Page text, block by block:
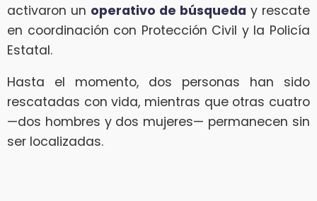
activaron un operativo de búsqueda y rescate
en coordinación con Protección Civil y la Policía
Estatal.
Hasta el momento, dos personas han sido
rescatadas con vida, mientras que otras cuatro
—dos hombres y dos mujeres— permanecen sin
ser localizadas.